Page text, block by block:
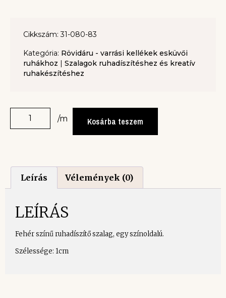
Cikkszám: 31-080-83
Kategória: Rövidáru - varrási kellékek esküvői
ruhákhoz | Szalagok ruhadíszítéshez és kreatív
ruhakészítéshez
/m Kosárba teszem
Leírás Vélemények (0)
LEÍRÁS
Fehér színű ruhadíszítő szalag, egy színoldalú.
Szélessége: 1cm